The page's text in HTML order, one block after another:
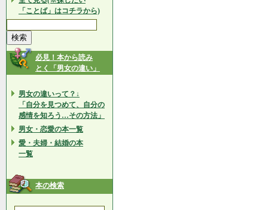
「ことば」はコチラから)
必見！本から読み
とく「男女の違い」
男女の違いって？↓
「自分を見つめて、自分の
感情を知ろう…その方法」
男女・恋愛の本一覧
愛・夫婦・結婚の本
一覧
本の検索